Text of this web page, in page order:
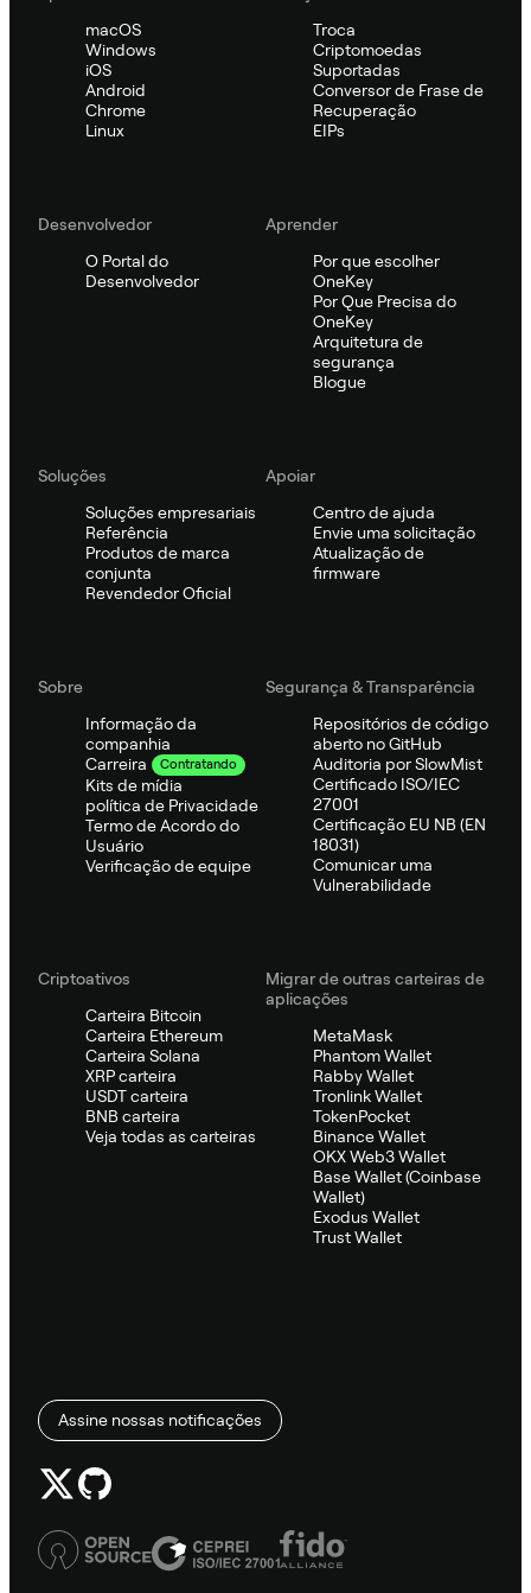
macOS
Windows
iOS
Android
Chrome
Linux
Troca
Criptomoedas
Suportadas
Conversor de Frase de
Recuperação
EIPs
Desenvolvedor
O Portal do
Desenvolvedor
Aprender
Por que escolher
OneKey
Por Que Precisa do
OneKey
Arquitetura de
segurança
Blogue
Soluções
Soluções empresariais
Referência
Produtos de marca
conjunta
Revendedor Oficial
Apoiar
Centro de ajuda
Envie uma solicitação
Atualização de
firmware
Sobre
Informação da
companhia
Carreira
Contratando
Kits de mídia
política de Privacidade
Termo de Acordo do
Usuário
Verificação de equipe
Segurança & Transparência
Repositórios de código
aberto no GitHub
Auditoria por SlowMist
Certificado ISO/IEC
27001
Certificação EU NB (EN
18031)
Comunicar uma
Vulnerabilidade
Criptoativos
Carteira Bitcoin
Carteira Ethereum
Carteira Solana
XRP carteira
USDT carteira
BNB carteira
Veja todas as carteiras
Migrar de outras carteiras de
aplicações
MetaMask
Phantom Wallet
Rabby Wallet
Tronlink Wallet
TokenPocket
Binance Wallet
OKX Web3 Wallet
Base Wallet (Coinbase
Wallet)
Exodus Wallet
Trust Wallet
Assine nossas notificações